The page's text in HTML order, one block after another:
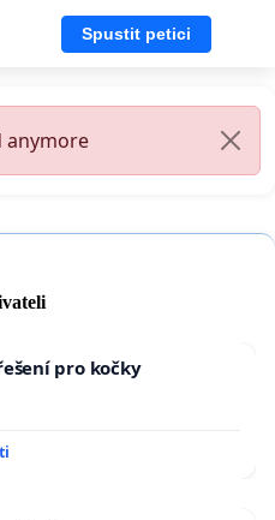
Spustit petici
anymore
pro kočky